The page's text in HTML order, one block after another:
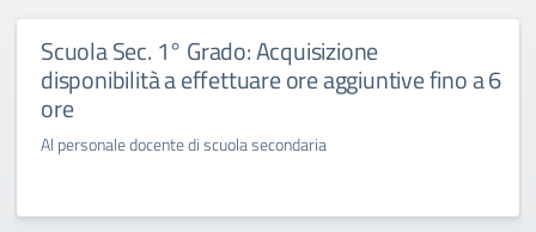
Scuola Sec. 1° Grado: Acquisizione
disponibilità a effettuare ore aggiuntive fino a 6
ore
Al personale docente di scuola secondaria